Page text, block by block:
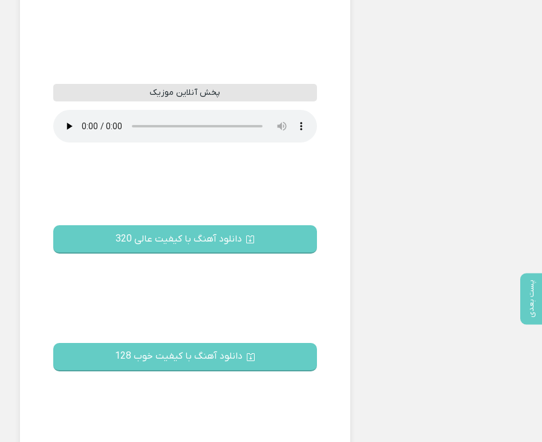
پست بعدی
پخش آنلاین موزیک
دانلود آهنگ با کیفیت عالی 320
دانلود آهنگ با کیفیت خوب 128